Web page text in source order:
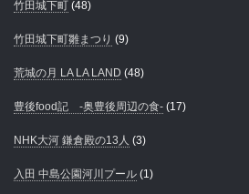
竹田城下町 (48)
竹田城下町雛まつり (9)
荒城の月 LA LA LAND (48)
豊後food記 -奥豊後周辺の食- (17)
NHK大河 鎌倉殿の13人 (3)
入田 中島公園河川プール (1)